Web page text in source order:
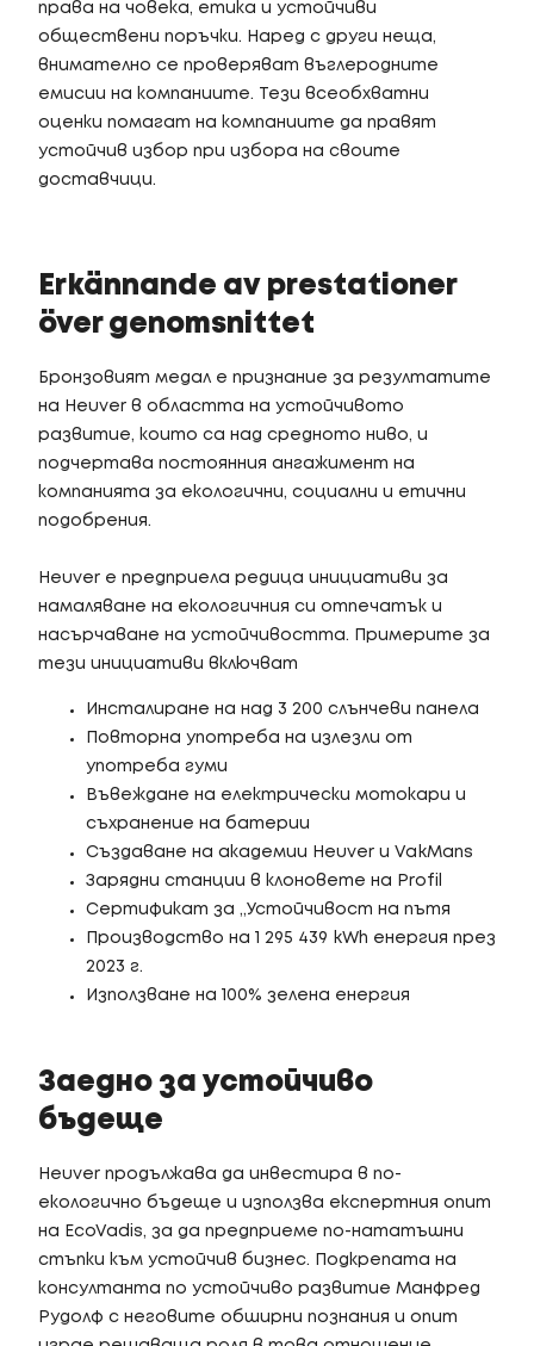
права на човека, етика и устойчиви
обществени поръчки. Наред с други неща,
внимателно се проверяват въглеродните
емисии на компаниите. Тези всеобхватни
оценки помагат на компаниите да правят
устойчив избор при избора на своите
доставчици.
Erkännande av prestationer
över genomsnittet
Бронзовият медал е признание за резултатите
на Heuver в областта на устойчивото
развитие, които са над средното ниво, и
подчертава постоянния ангажимент на
компанията за екологични, социални и етични
подобрения.
Heuver е предприела редица инициативи за
намаляване на екологичния си отпечатък и
насърчаване на устойчивостта. Примерите за
тези инициативи включват
Инсталиране на над 3 200 слънчеви панела
Повторна употреба на излезли от
употреба гуми
Въвеждане на електрически мотокари и
съхранение на батерии
Създаване на академии Heuver и VakMans
Зарядни станции в клоновете на Profil
Сертификат за „Устойчивост на пътя
Производство на 1 295 439 kWh енергия през
2023 г.
Използване на 100% зелена енергия
Заедно за устойчиво
бъдеще
Heuver продължава да инвестира в по-
екологично бъдеще и използва експертния опит
на EcoVadis, за да предприеме по-нататъшни
стъпки към устойчив бизнес. Подкрепата на
консултанта по устойчиво развитие Манфред
Рудолф с неговите обширни познания и опит